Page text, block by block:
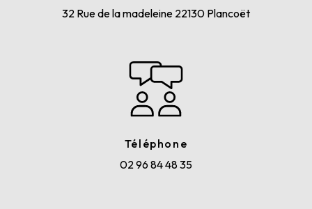
32 Rue de la madeleine 22130 Plancoët
Téléphone
02 96 84 48 35